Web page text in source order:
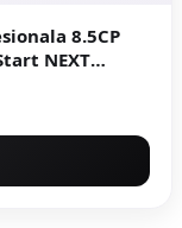
8.5CP
NEXT